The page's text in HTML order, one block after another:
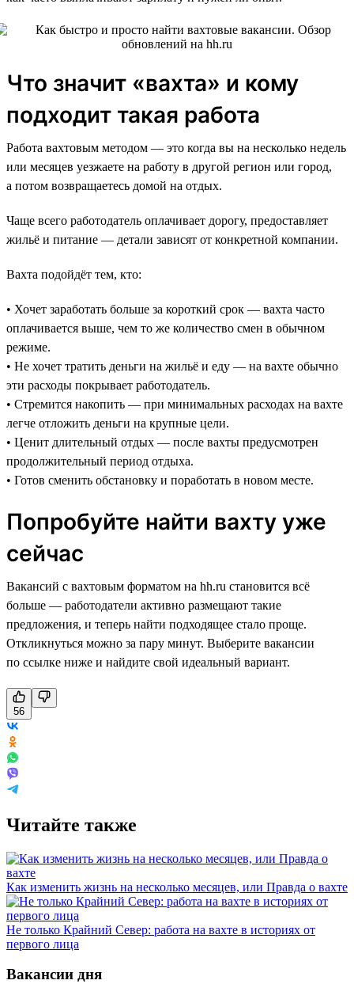
Что значит «вахта» и кому
подходит такая работа
Работа вахтовым методом — это когда вы на несколько недель
или месяцев уезжаете на работу в другой регион или город,
а потом возвращаетесь домой на отдых.
Чаще всего работодатель оплачивает дорогу, предоставляет
жильё и питание — детали зависят от конкретной компании.
Вахта подойдёт тем, кто:
• Хочет заработать больше за короткий срок — вахта часто
оплачивается выше, чем то же количество смен в обычном
режиме.
• Не хочет тратить деньги на жильё и еду — на вахте обычно
эти расходы покрывает работодатель.
• Стремится накопить — при минимальных расходах на вахте
легче отложить деньги на крупные цели.
• Ценит длительный отдых — после вахты предусмотрен
продолжительный период отдыха.
• Готов сменить обстановку и поработать в новом месте.
Попробуйте найти вахту уже
сейчас
Вакансий с вахтовым форматом на hh.ru становится всё
больше — работодатели активно размещают такие
предложения, и теперь найти подходящее стало проще.
Откликнуться можно за пару минут. Выберите вакансии
по ссылке ниже и найдите свой идеальный вариант.
56
Читайте также
Как изменить жизнь на несколько месяцев, или Правда о вахте
Не только Крайний Север: работа на вахте в историях от
первого лица
Вакансии дня